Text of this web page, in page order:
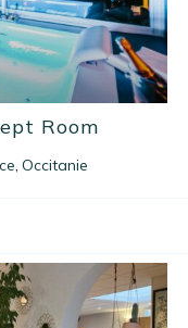
Room
Occitanie